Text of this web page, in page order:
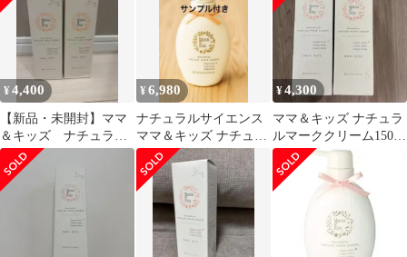
¥4,400
【新品・未開封】ママ
＆キッズ ナチュラル
マーククリーム
150g×2箱
¥6,980
ナチュラルサイエンス
ママ＆キッズ ナチュラ
ルマーククリーム ４７
０
¥4,300
ママ＆キッズ ナチュラ
ルマーククリーム150g
＊2個